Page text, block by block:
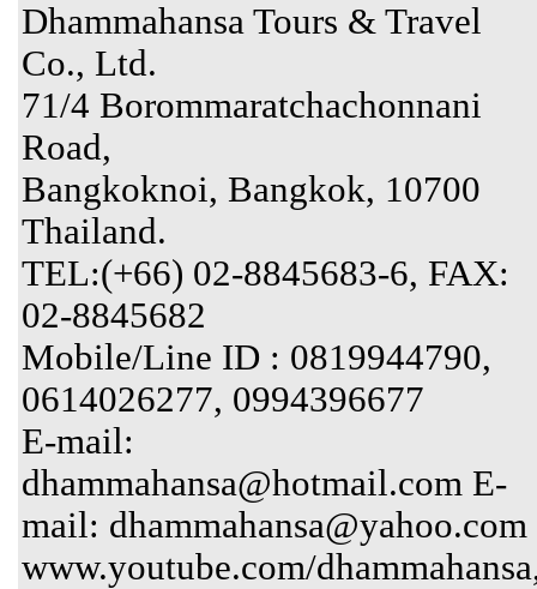
Dhammahansa Tours & Travel
Co., Ltd.
71/4 Borommaratchachonnani
Road,
Bangkoknoi, Bangkok, 10700
Thailand.
TEL:(+66) 02-8845683-6, FAX:
02-8845682
Mobile/Line ID : 0819944790,
0614026277, 0994396677
E-mail:
dhammahansa@hotmail.com E-
mail: dhammahansa@yahoo.com
www.youtube.com/